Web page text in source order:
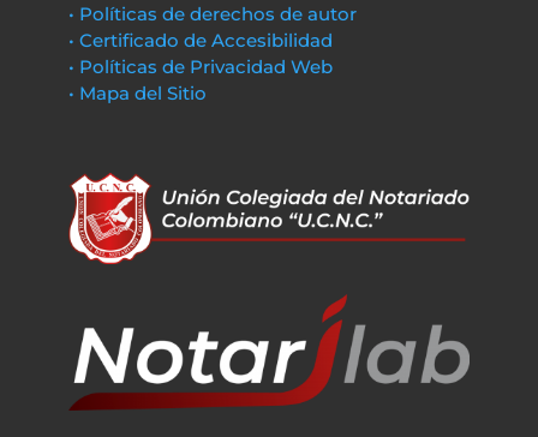
• Políticas de derechos de autor
• Certificado de Accesibilidad
• Políticas de Privacidad Web
• Mapa del Sitio